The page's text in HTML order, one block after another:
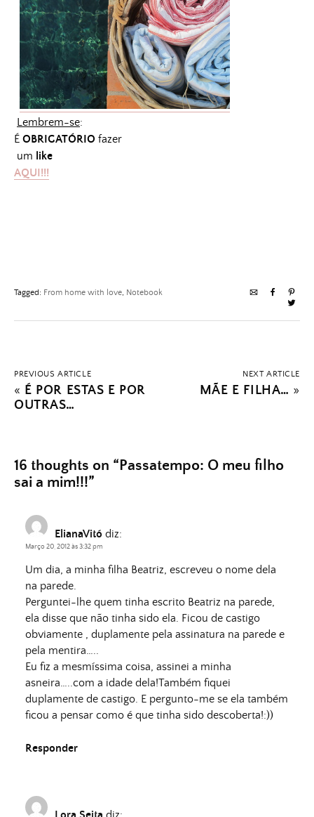
Lembrem-se:
É OBRIGATÓRIO fazer
um like
AQUI!!!
Tagged: From home with love, Notebook
PREVIOUS ARTICLE
« É POR ESTAS E POR
OUTRAS…
NEXT ARTICLE
MÃE E FILHA… »
16 thoughts on “Passatempo: O meu filho
sai a mim!!!”
ElianaVitó diz:
Março 20, 2012 às 3:32 pm
Um dia, a minha filha Beatriz, escreveu o nome dela
na parede.
Perguntei-lhe quem tinha escrito Beatriz na parede,
ela disse que não tinha sido ela. Ficou de castigo
obviamente , duplamente pela assinatura na parede e
pela mentira…..
Eu fiz a mesmíssima coisa, assinei a minha
asneira…..com a idade dela!Também fiquei
duplamente de castigo. E pergunto-me se ela também
ficou a pensar como é que tinha sido descoberta!:))
Responder